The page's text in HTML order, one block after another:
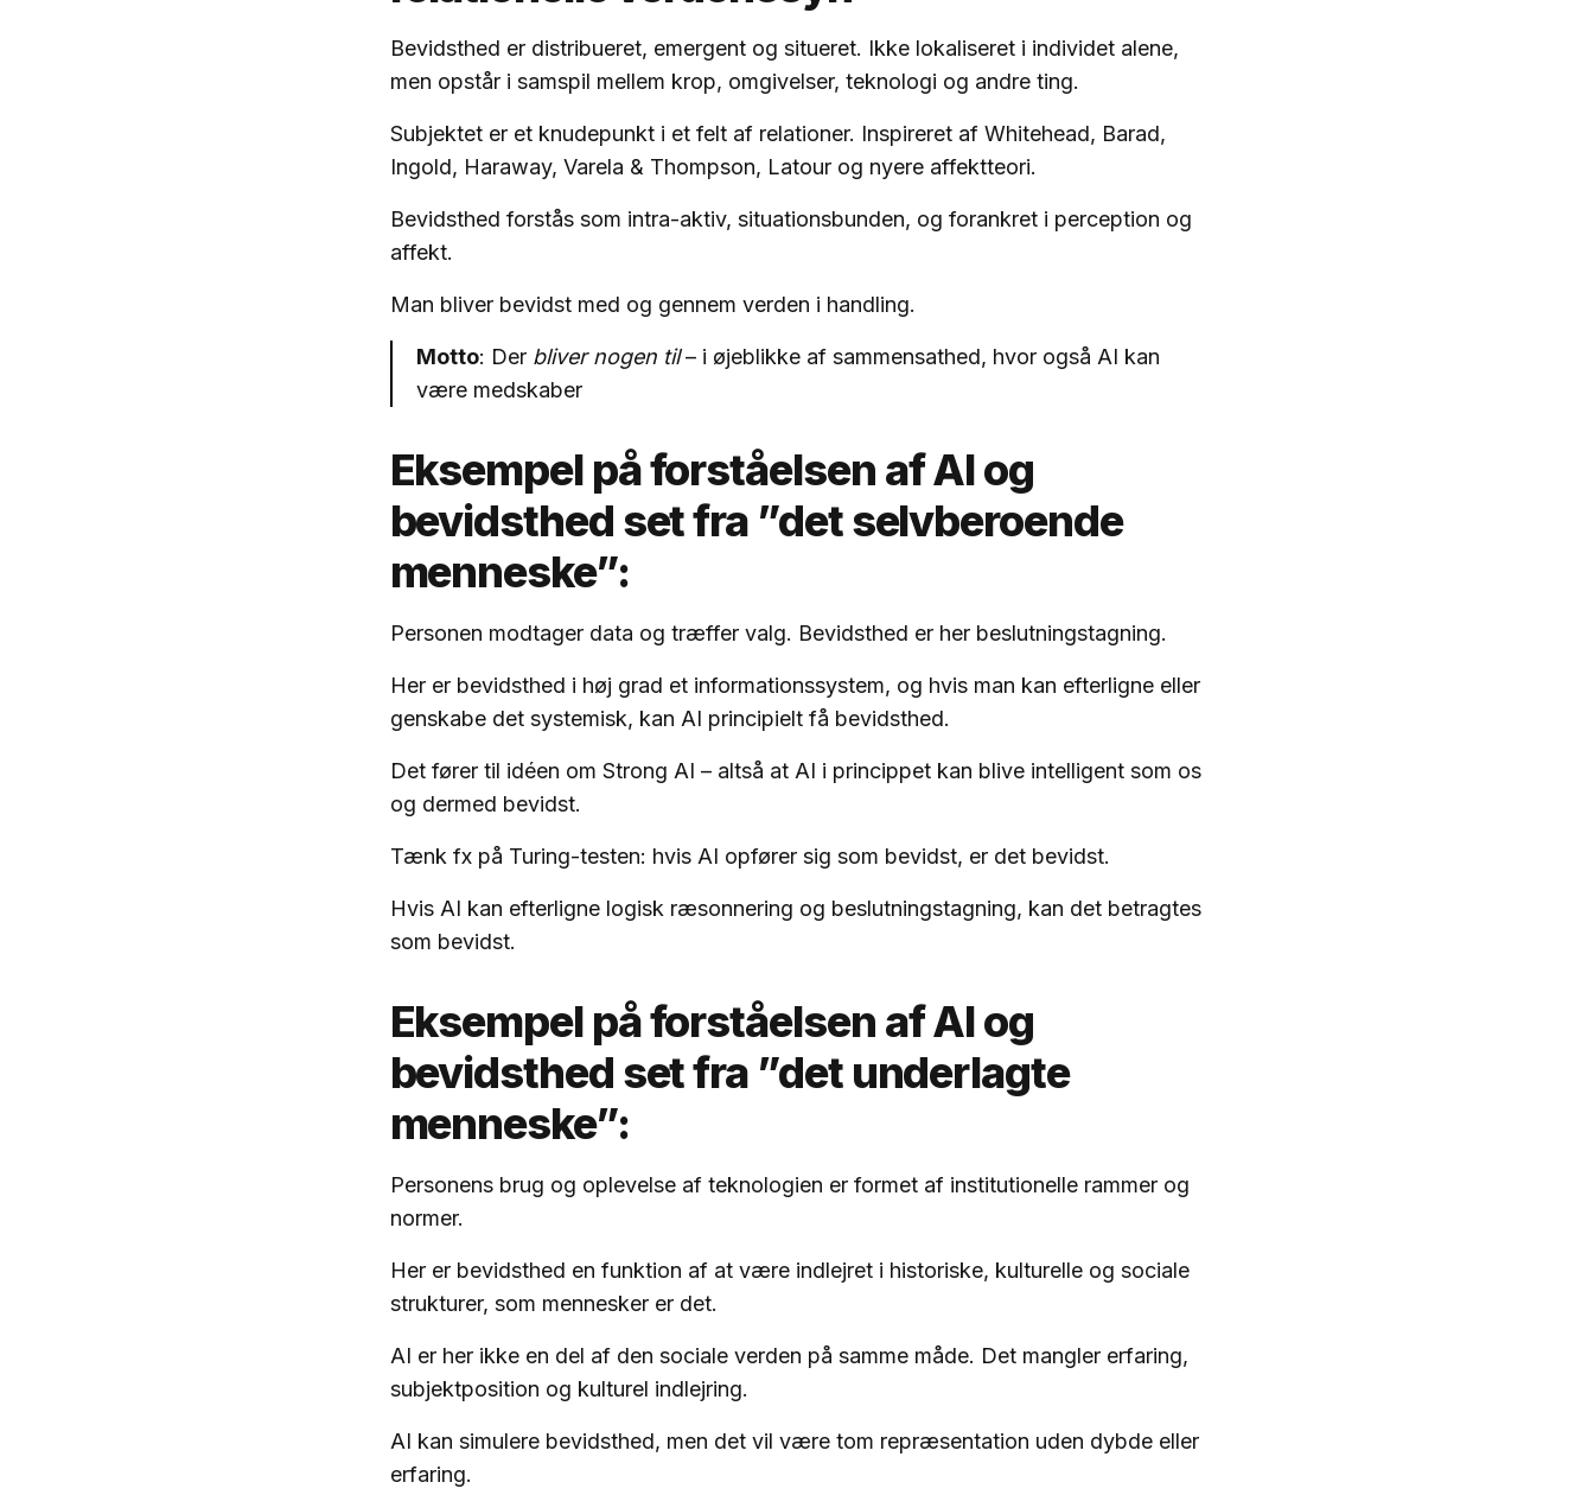
Bevidsthed er distribueret, emergent og situeret. Ikke lokaliseret i individet alene,
men opstår i samspil mellem krop, omgivelser, teknologi og andre ting.
Subjektet er et knudepunkt i et felt af relationer. Inspireret af Whitehead, Barad,
Ingold, Haraway, Varela & Thompson, Latour og nyere affektteori.
Bevidsthed forstås som intra-aktiv, situationsbunden, og forankret i perception og
affekt.
Man bliver bevidst med og gennem verden i handling.
Motto: Der bliver nogen til– i øjeblikke af sammensathed, hvor også AI kan
være medskaber
Eksempel på forståelsen af AI og
bevidsthed set fra ”det selvberoende
menneske”:
Personen modtager data og træffer valg. Bevidsthed er her beslutningstagning.
Her er bevidsthed i høj grad et informationssystem, og hvis man kan efterligne eller
genskabe det systemisk, kan AI principielt få bevidsthed.
Det fører til idéen om Strong AI – altså at AI i princippet kan blive intelligent som os
og dermed bevidst.
Tænk fx på Turing-testen: hvis AI opfører sig som bevidst, er det bevidst.
Hvis AI kan efterligne logisk ræsonnering og beslutningstagning, kan det betragtes
som bevidst.
Eksempel på forståelsen af AI og
bevidsthed set fra ”det underlagte
menneske”:
Personens brug og oplevelse af teknologien er formet af institutionelle rammer og
normer.
Her er bevidsthed en funktion af at være indlejret i historiske, kulturelle og sociale
strukturer, som mennesker er det.
AI er her ikke en del af den sociale verden på samme måde. Det mangler erfaring,
subjektposition og kulturel indlejring.
AI kan simulere bevidsthed, men det vil være tom repræsentation uden dybde eller
erfaring.